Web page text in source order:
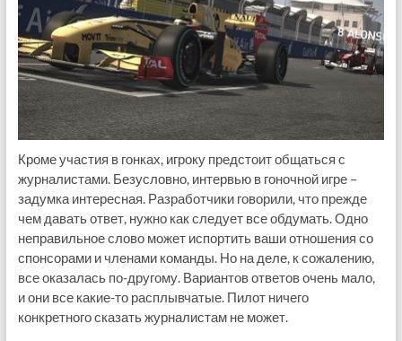
Кроме участия в гонках, игроку предстоит общаться с
журналистами. Безусловно, интервью в гоночной игре –
задумка интересная. Разработчики говорили, что прежде
чем давать ответ, нужно как следует все обдумать. Одно
неправильное слово может испортить ваши отношения со
спонсорами и членами команды. Но на деле, к сожалению,
все оказалась по-другому. Вариантов ответов очень мало,
и они все какие-то расплывчатые. Пилот ничего
конкретного сказать журналистам не может.